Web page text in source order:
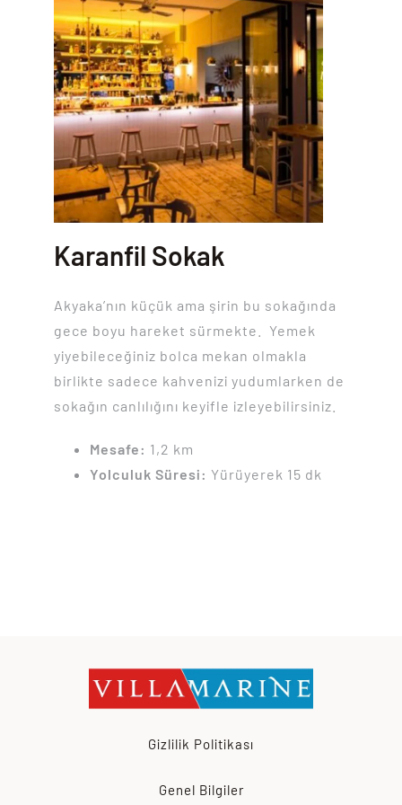
Karanfil Sokak
Akyaka’nın küçük ama şirin bu sokağında
gece boyu hareket sürmekte. Yemek
yiyebileceğiniz bolca mekan olmakla
birlikte sadece kahvenizi yudumlarken de
sokağın canlılığını keyifle izleyebilirsiniz.
Mesafe: 1,2 km
Yolculuk Süresi: Yürüyerek 15 dk
Gizlilik Politikası
Genel Bilgiler